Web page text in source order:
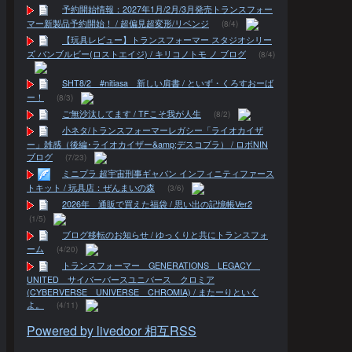
予約開始情報：2027年1月/2月/3月発売トランスフォー
マー新製品予約開始！ / 超偏見超変形/リベンジ
(8/4)
【玩具レビュー】トランスフォーマー スタジオシリー
ズ バンブルビー(ロストエイジ) / キリコノトモ ノ ブログ
(8/4)
SHT8/2 #nitiasa 新しい肩書 / といず・くろすおーば
ー！
(8/3)
ご無沙汰してます / TFこそ我が人生 (8/2)
小ネタ/トランスフォーマーレガシー「ライオカイザ
ー」雑感（後編･ライオカイザー&amp;デスコブラ） / ロボNIN
ブログ
(7/23)
ミニプラ 超宇宙刑事ギャバン インフィニティファース
トキット / 玩具店：ぜんまいの森
(3/6)
2026年 通販で買えた福袋 / 思い出の記憶帳Ver2
(1/5)
ブログ移転のお知らせ / ゆっくりと共にトランスフォ
ーム
(4/20)
トランスフォーマー GENERATIONS LEGACY
UNITED サイバーバースユニバース クロミア
(CYBERVERSE UNIVERSE CHROMIA) / またーりといく
よ。
(4/11)
Powered by livedoor 相互RSS